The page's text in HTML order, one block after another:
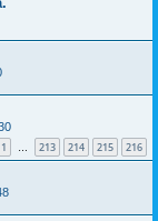
1 … 213 214 215 216